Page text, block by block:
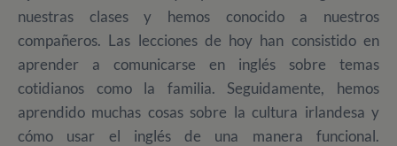
nuestras clases y hemos conocido a nuestros
compañeros. Las lecciones de hoy han consistido en
aprender a comunicarse en inglés sobre temas
cotidianos como la familia. Seguidamente, hemos
aprendido muchas cosas sobre la cultura irlandesa y
cómo usar el inglés de una manera funcional.